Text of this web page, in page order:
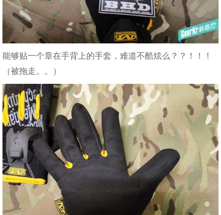
能够贴一个章在手背上的手套，难道不酷炫么？？！！！
（被拖走。。）